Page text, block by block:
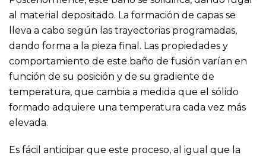
al material depositado. La formación de capas se
lleva a cabo según las trayectorias programadas,
dando forma a la pieza final. Las propiedades y
comportamiento de este baño de fusión varían en
función de su posición y de su gradiente de
temperatura, que cambia a medida que el sólido
formado adquiere una temperatura cada vez más
elevada.
Es fácil anticipar que este proceso, al igual que la